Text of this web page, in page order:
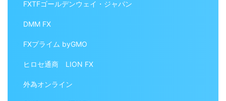
FXTFゴールデンウェイ・ジャパン
DMM FX
FXプライム byGMO
ヒロセ通商 LION FX
外為オンライン